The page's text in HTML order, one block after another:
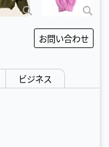
お問い合わせ
ビジネス